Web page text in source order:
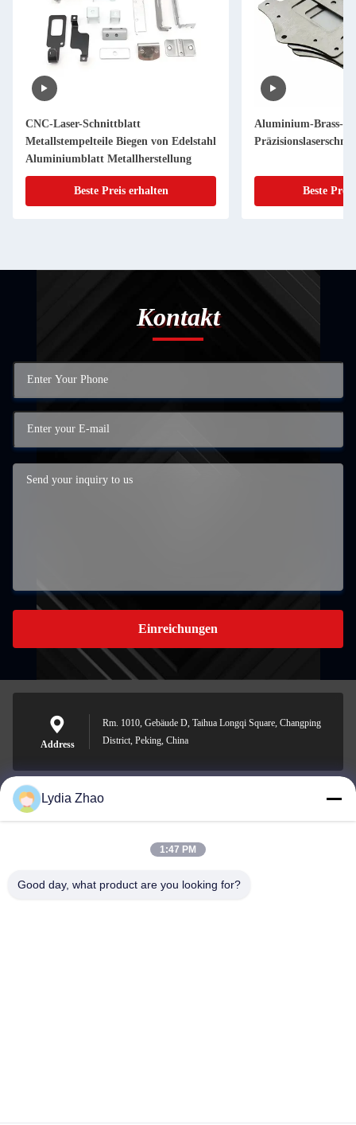
CNC-Laser-Schnittblatt
Metallstempelteile Biegen von Edelstahl
Aluminiumblatt Metallherstellung
Beste Preis erhalten
Aluminium-Brass-
Beste
Kontakt
Einreichungen
Address
Rm. 1010, Gebäude D, Taihua Longqi Square, Changping
District, Peking, China
jesingd@vip.sina.com
Lydia Zhao
1:47 PM
Good day, what product are you looking for?